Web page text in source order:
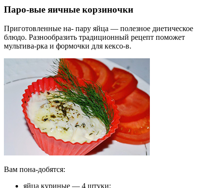
Паро-вые яичные корзиночки
Приготовленные на- пару яйца — полезное диетическое
блюдо. Разнообразить традиционный рецепт поможет
мультива-рка и формочки для кексо-в.
Вам пона-добятся:
яйца куриные — 4 штуки;